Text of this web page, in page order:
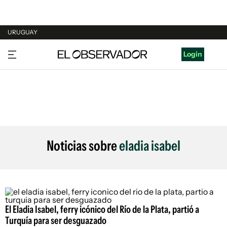
URUGUAY
URUGUAY
ARGENTINA
Login
Noticias sobreeladia isabel
El Eladia Isabel, ferry icónico del Río de la Plata, partió a
Turquía para ser desguazado